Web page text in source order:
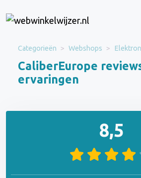
Categorieën Webshops
CaliberEurope
ervaringen
8,5